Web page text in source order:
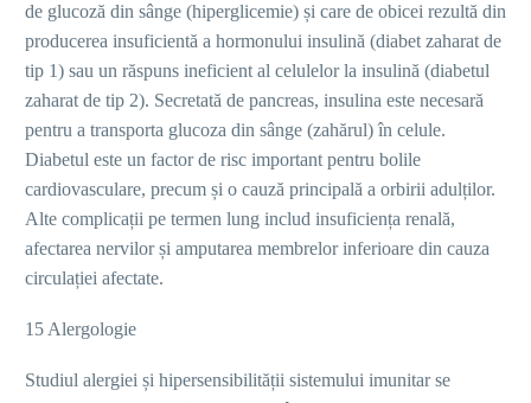
de glucoză din sânge (hiperglicemie) și care de obicei rezultă din
producerea insuficientă a hormonului insulină (diabet zaharat de
tip 1) sau un răspuns ineficient al celulelor la insulină (diabetul
zaharat de tip 2). Secretată de pancreas, insulina este necesară
pentru a transporta glucoza din sânge (zahărul) în celule.
Diabetul este un factor de risc important pentru bolile
cardiovasculare, precum și o cauză principală a orbirii adulților.
Alte complicații pe termen lung includ insuficiența renală,
afectarea nervilor și amputarea membrelor inferioare din cauza
circulației afectate.
15 Alergologie
Studiul alergiei și hipersensibilității sistemului imunitar se